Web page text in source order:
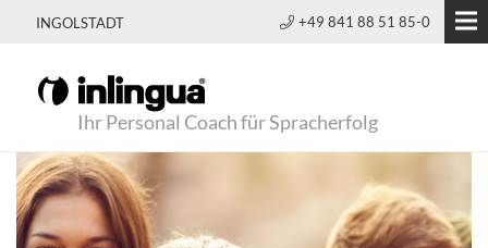
INGOLSTADT +49 841 88 51 85-0
Ihr Personal Coach für Spracherfolg